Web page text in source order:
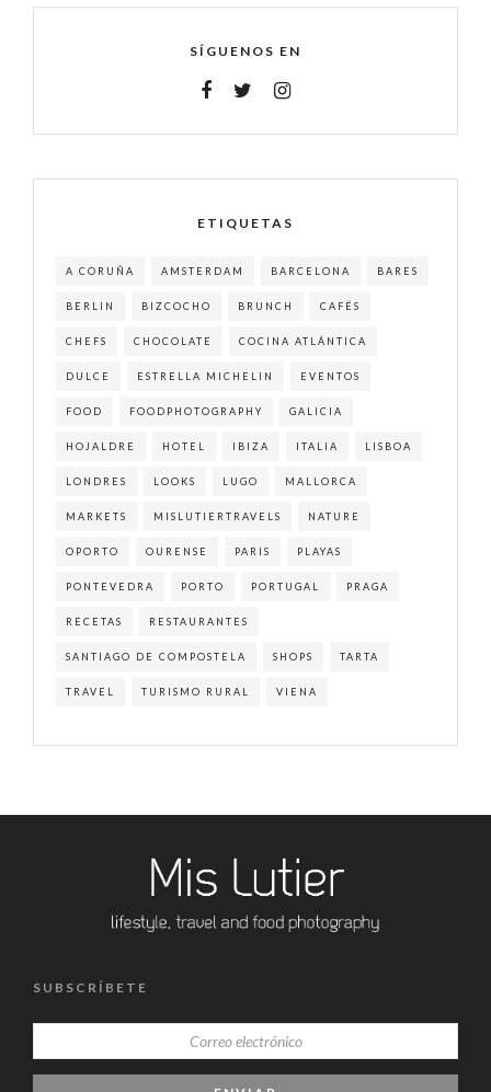
SÍGUENOS EN
ETIQUETAS
A CORUÑA AMSTERDAM BARCELONA BARES
BERLIN BIZCOCHO BRUNCH CAFÉS
CHEFS CHOCOLATE COCINA ATLÁNTICA
DULCE ESTRELLA MICHELIN EVENTOS
FOOD FOODPHOTOGRAPHY GALICIA
HOJALDRE HOTEL IBIZA ITALIA LISBOA
LONDRES LOOKS LUGO MALLORCA
MARKETS MISLUTIERTRAVELS NATURE
OPORTO OURENSE PARIS PLAYAS
PONTEVEDRA PORTO PORTUGAL PRAGA
RECETAS RESTAURANTES
SANTIAGO DE COMPOSTELA SHOPS TARTA
TRAVEL TURISMO RURAL VIENA
SUBSCRÍBETE